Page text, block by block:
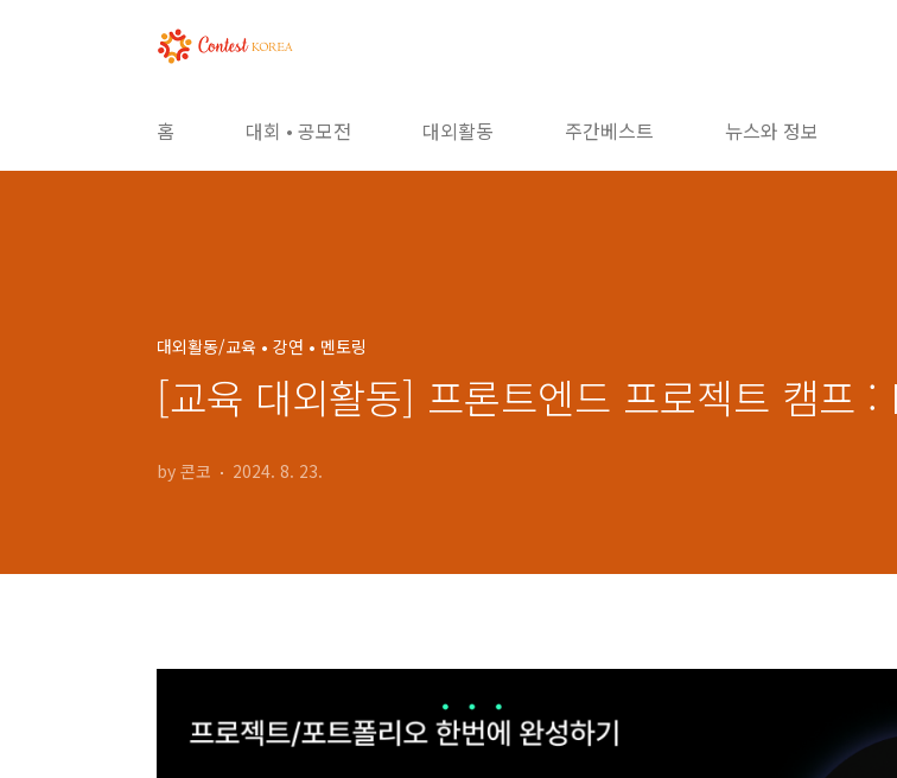
홈 대회 • 공모전 대외활동 주간베스트 뉴스와 정보
대외활동/교육 • 강연 • 멘토링
[교육 대외활동] 프론트엔드 프로젝트 캠프
by 콘코 2024. 8. 23.